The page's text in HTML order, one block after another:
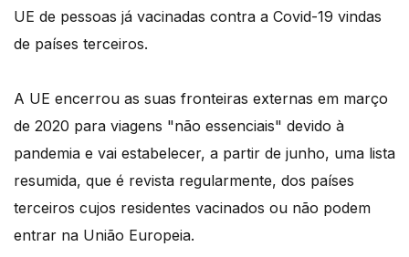
UE de pessoas já vacinadas contra a Covid-19 vindas
de países terceiros.
A UE encerrou as suas fronteiras externas em março
de 2020 para viagens "não essenciais" devido à
pandemia e vai estabelecer, a partir de junho, uma lista
resumida, que é revista regularmente, dos países
terceiros cujos residentes vacinados ou não podem
entrar na União Europeia.